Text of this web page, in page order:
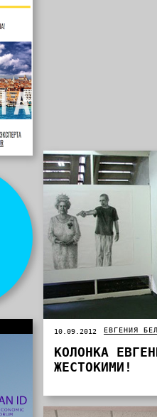
10.09.2012 ЕВГЕНИЯ
КОЛОНКА
ЖЕСТОКИМИ!